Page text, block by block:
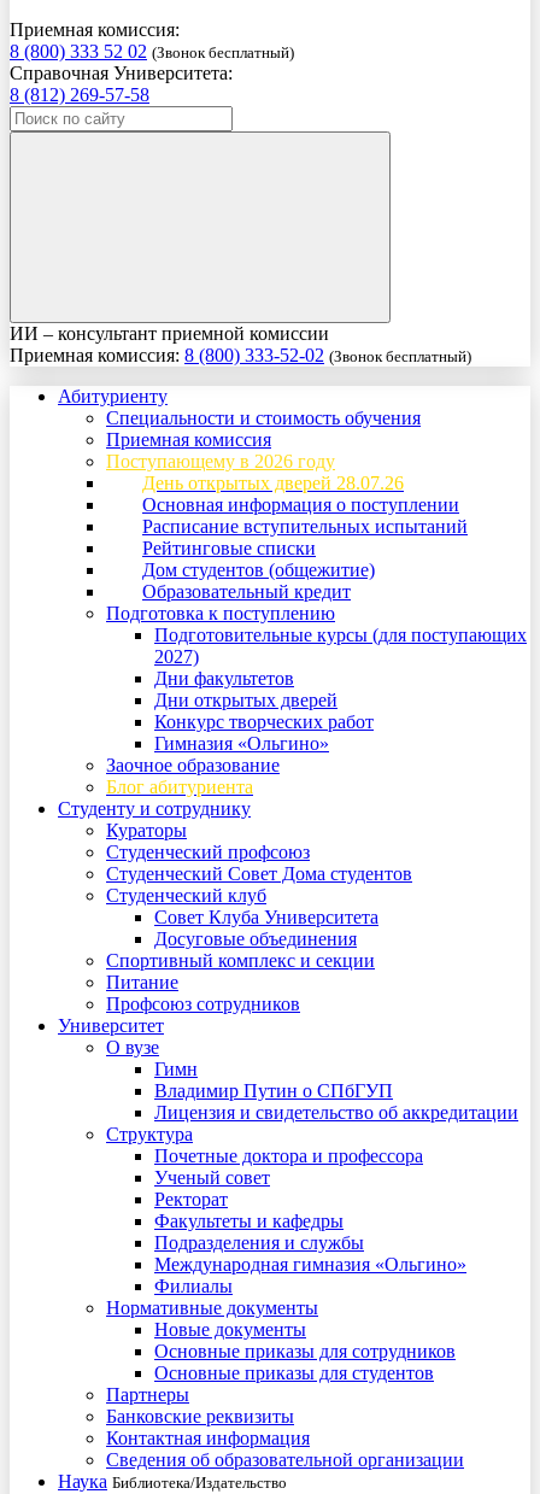
Приемная комиссия:
8 (800) 333 52 02 (Звонок бесплатный)
Справочная Университета:
8 (812) 269-57-58
ИИ – консультант приемной комиссии
Приемная комиссия: 8 (800) 333-52-02 (Звонок бесплатный)
Абитуриенту
Специальности и стоимость обучения
Приемная комиссия
Поступающему в 2026 году
День открытых дверей 28.07.26
Основная информация о поступлении
Расписание вступительных испытаний
Рейтинговые списки
Дом студентов (общежитие)
Образовательный кредит
Подготовка к поступлению
Подготовительные курсы (для поступающих
2027)
Дни факультетов
Дни открытых дверей
Конкурс творческих работ
Гимназия «Ольгино»
Заочное образование
Блог абитуриента
Студенту и сотруднику
Кураторы
Студенческий профсоюз
Студенческий Совет Дома студентов
Студенческий клуб
Совет Клуба Университета
Досуговые объединения
Спортивный комплекс и секции
Питание
Профсоюз сотрудников
Университет
О вузе
Гимн
Владимир Путин о СПбГУП
Лицензия и свидетельство об аккредитации
Структура
Почетные доктора и профессора
Ученый совет
Ректорат
Факультеты и кафедры
Подразделения и службы
Международная гимназия «Ольгино»
Филиалы
Нормативные документы
Новые документы
Основные приказы для сотрудников
Основные приказы для студентов
Партнеры
Банковские реквизиты
Контактная информация
Сведения об образовательной организации
Наука Библиотека/Издательство